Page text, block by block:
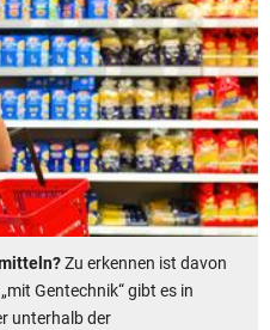
Zu erkennen ist davon
Gentechnik“ gibt es in
unterhalb der